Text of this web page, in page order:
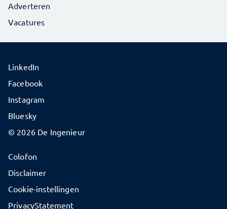
Adverteren
Vacatures
© 2026 De Ingenieur
Colofon
Disclaimer
Cookie-instellingen
PrivacyStatement
LinkedIn
Facebook
Instagram
Bluesky